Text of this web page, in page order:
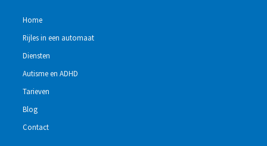
Home
Rijles in een automaat
Diensten
Autisme en ADHD
Tarieven
Blog
Contact